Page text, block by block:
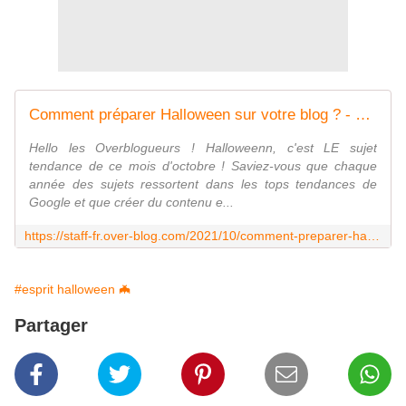
Comment préparer Halloween sur votre blog ? - Le blog du staff
Hello les Overblogueurs ! Halloweenn, c'est LE sujet
tendance de ce mois d'octobre ! Saviez-vous que chaque
année des sujets ressortent dans les tops tendances de
Google et que créer du contenu e...
#esprit halloween 🦇
Partager